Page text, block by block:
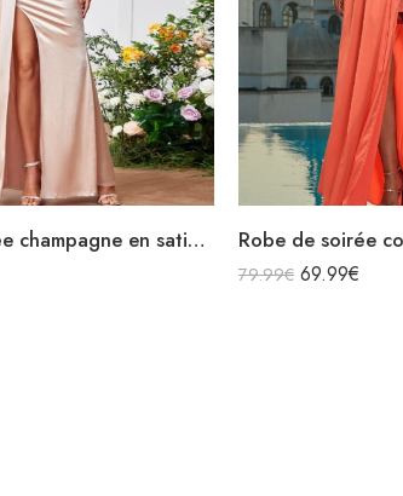
Robe de soirée champagne en satin longue fendue à bretelles
79.99€ 69.99€